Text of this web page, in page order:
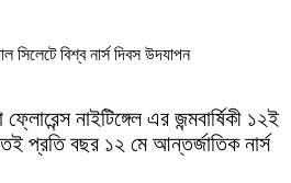
নাইটিঙ্গেল এর জন্মবার্ষিকী ১২ই
প্রতি বছর ১২ মে আন্তর্জাতিক নার্স